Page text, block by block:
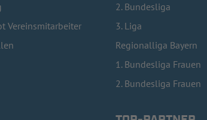
Vereinsmitarbeiter
2. Bundesliga
3. Liga
Regionalliga Bayern
1. Bundesliga Frauen
2. Bundesliga Frauen